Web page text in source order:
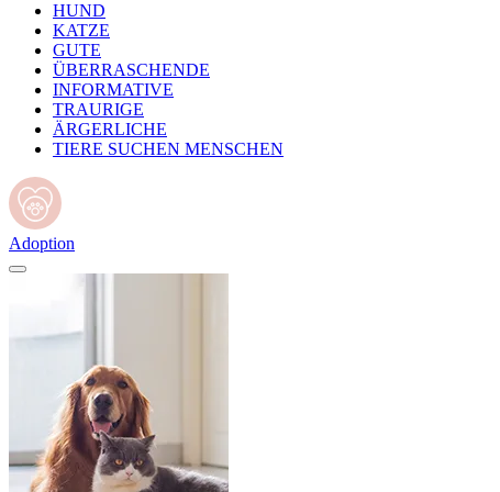
HUND
KATZE
GUTE
ÜBERRASCHENDE
INFORMATIVE
TRAURIGE
ÄRGERLICHE
TIERE SUCHEN MENSCHEN
Adoption